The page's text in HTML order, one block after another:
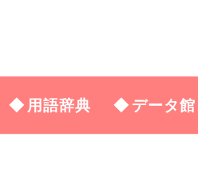
用語辞典 データ館